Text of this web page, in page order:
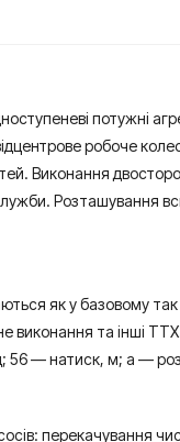
потужні
робоче
Виконання
Розташування
як у базовому
виконання та інші
56 — натиск, м; а —
перекачування